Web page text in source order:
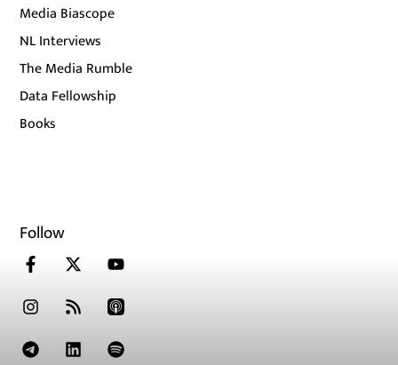
Media Biascope
NL Interviews
The Media Rumble
Data Fellowship
Books
Follow